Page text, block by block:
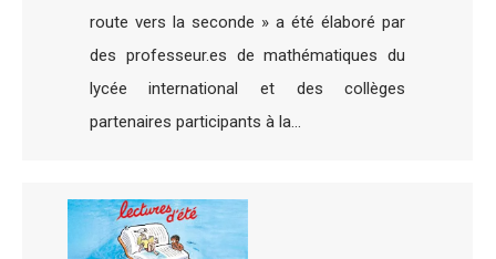
route vers la seconde » a été élaboré par
des professeur.es de mathématiques du
lycée international et des collèges
partenaires participants à la…